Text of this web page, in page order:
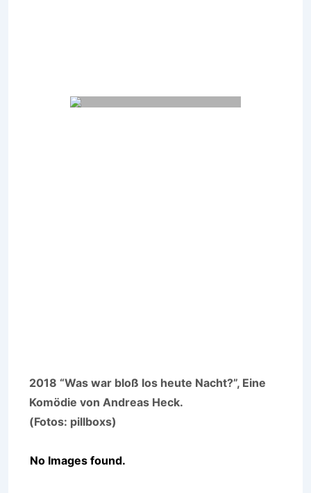
2018 “Was war bloß los heute Nacht?”, Eine
Komödie von Andreas Heck.
(Fotos: pillboxs)
No Images found.